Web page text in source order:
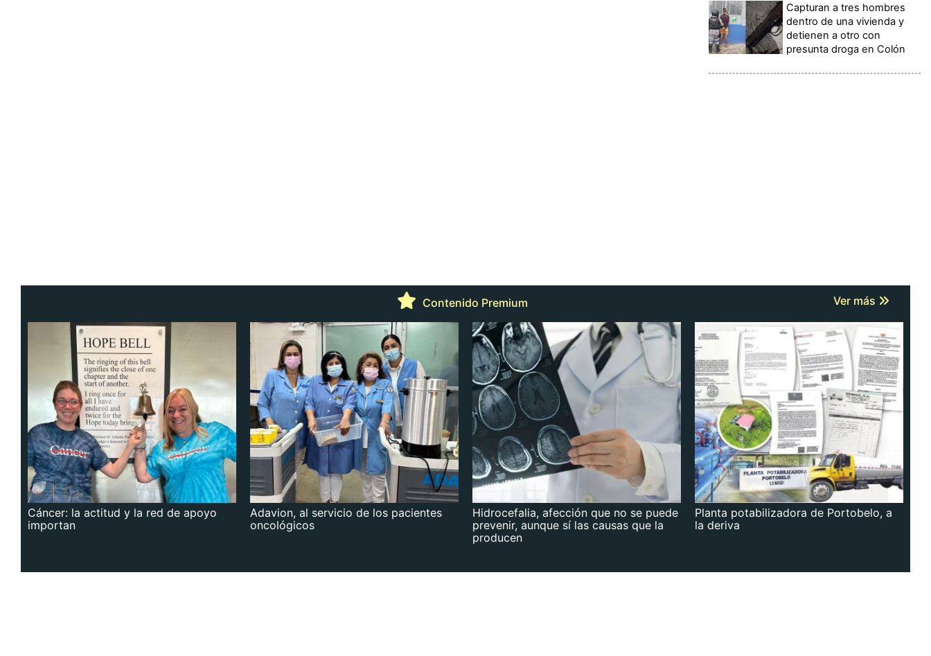
Capturan a tres hombres
dentro de una vivienda y
detienen a otro con
presunta droga en Colón
Contenido Premium Ver más
Cáncer: la actitud y la red de apoyo
importan
Adavion, al servicio de los pacientes
oncológicos
Hidrocefalia, afección que no se puede
prevenir, aunque sí las causas que la
producen
Planta potabilizadora de Portobelo, a
la deriva